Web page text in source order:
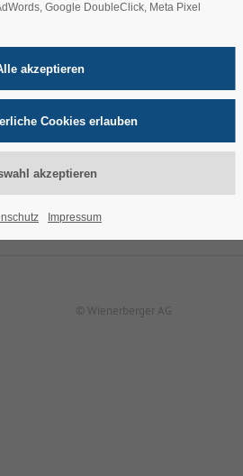
Wienerberger AG
Google DoubleClick, Meta Pixel
Impressum